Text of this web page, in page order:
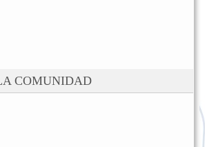
COMUNIDAD